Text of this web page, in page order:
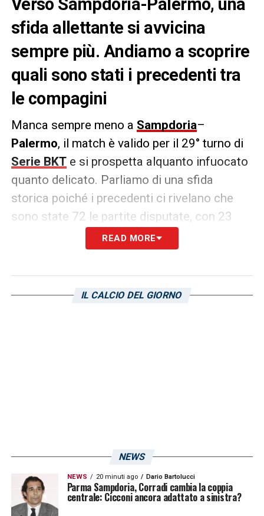
Verso Sampdoria-Palermo, una
sfida allettante si avvicina
sempre più. Andiamo a scoprire
quali sono stati i precedenti tra
le compagini
Manca sempre meno a Sampdoria–
Palermo, il match è valido per il 29° turno di
Serie BKTe si prospetta alquanto infuocato
quanto delicato. Parliamo di una sfida
storica poiché i precedenti ci rivelano che
sono state 72 le partite disputate, con 23
vittorie a 22 per i rosanero e 27 pareggi.
ricorda la gara migliore, ovvero
Champions. D’altronde, in
READ MORE
IL CALCIO DEL GIORNO
NEWS
NEWS 20 minuti ago Dario Bartolucci
Parma Sampdoria, Corradi cambia la coppia
centrale: Cicconi ancora adattato a sinistra?